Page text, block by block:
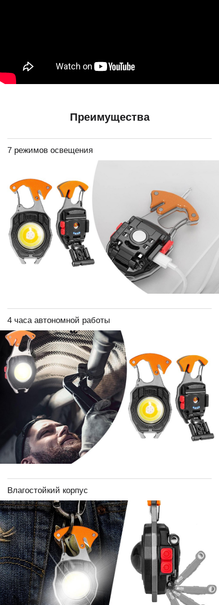
Преимущества
7 режимов освещения
4 часа автономной работы
Влагостойкий корпус